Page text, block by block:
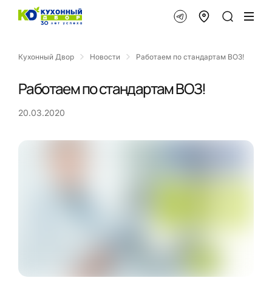
Кухонный Двор Новости Работаем по стандартам ВОЗ!
Работаем по стандартам ВОЗ!
20.03.2020